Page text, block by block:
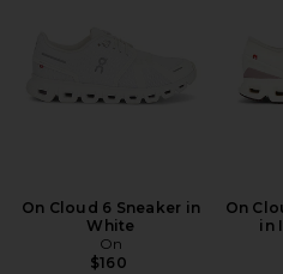
On Cloud 6 Sneaker in
White
On
$160
On
in